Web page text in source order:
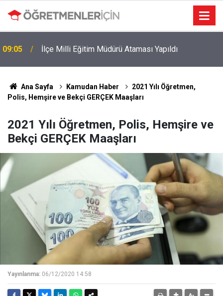
09:05 İlçe Milli Eğitim Müdürü Ataması Yapıldı
Ana Sayfa Kamudan Haber
2021 Yılı Öğretmen,
Polis, Hemşire ve Bekçi GERÇEK Maaşları
2021 Yılı Öğretmen, Polis, Hemşire ve
Bekçi GERÇEK Maaşları
Yayınlanma: 06/12/2020 14:58